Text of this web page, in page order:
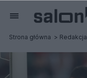
Strona główna Redakcja